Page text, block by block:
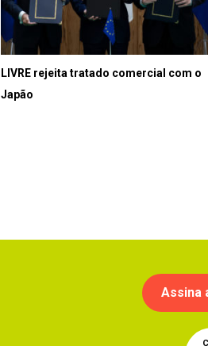
LIVRE rejeita tratado comercial com o
Japão
Assina